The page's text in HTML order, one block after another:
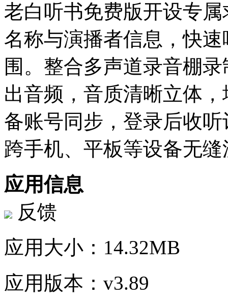
老白听书免费版开设专
名称与演播者信息，快
围。整合多声道录音棚
出音频，音质清晰立体
备账号同步，登录后收
跨手机、平板等设备无缝
应用信息
反馈
应用大小： 14.32MB
应用版本： v3.89‌